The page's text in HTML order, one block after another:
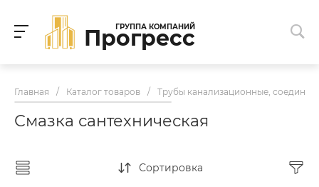
ГРУППА КОМПАНИЙ
Прогресс
Главная / Каталог товаров / Трубы канализационные,
Смазка сантехническая
Сортировка